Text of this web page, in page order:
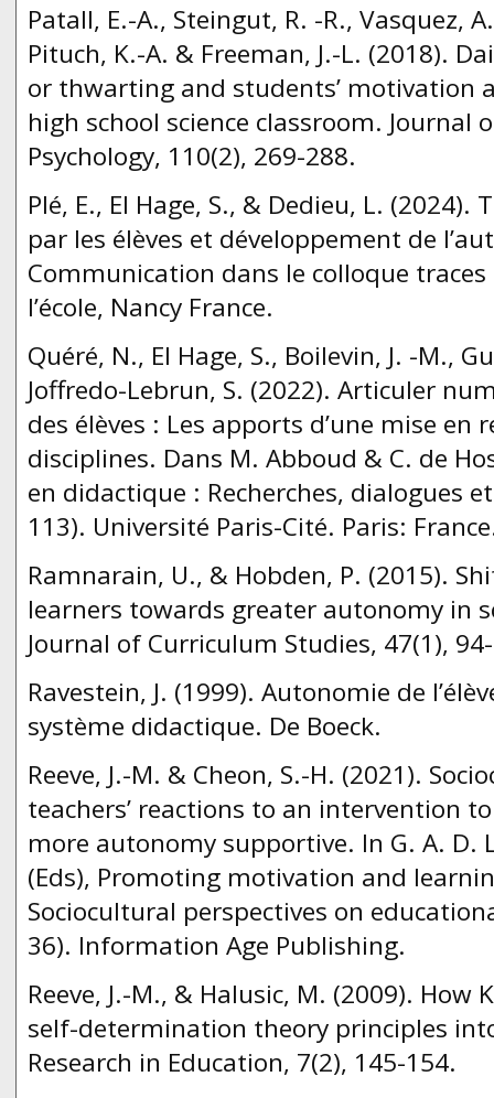
Patall, E.-A., Steingut, R. -R., Vasquez,
Pituch, K.-A. & Freeman, J.-L. (2018).
or thwarting and students’ motivation
high school science classroom. Journal
Psychology, 110(2), 269-288.
Plé, E., El Hage, S., & Dedieu, L.
par les élèves et développement de
Communication dans le colloque
l’école, Nancy France.
Quéré, N., El Hage, S., Boilevin, J. -M.,
Joffredo-Lebrun, S. (2022). Articuler
des élèves : Les apports d’une mise en
disciplines. Dans M. Abboud & C. de
en didactique : Recherches, dialogues
113). Université Paris-Cité. Paris:
Ramnarain, U., & Hobden, P. (2015).
learners towards greater autonomy in
Journal of Curriculum Studies, 47(1),
Ravestein, J. (1999). Autonomie de
système didactique. De Boeck.
Reeve, J.-M. & Cheon, S.-H. (2021).
teachers’ reactions to an intervention
more autonomy supportive. In G. A. D.
(Eds), Promoting motivation and
Sociocultural perspectives on
36). Information Age Publishing.
Reeve, J.-M., & Halusic, M. (2009). How
self-determination theory principles
Research in Education, 7(2), 145-154.